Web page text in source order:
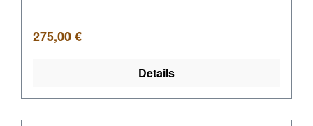
Regulärer Preis:
275,00 €
Details